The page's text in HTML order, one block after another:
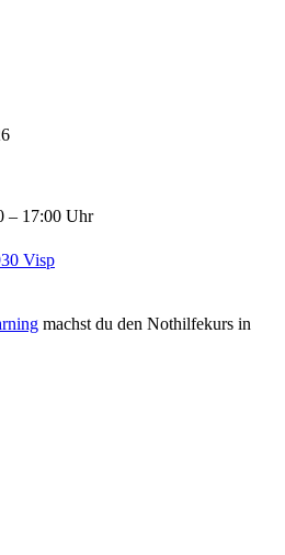
– 17:00 Uhr
Visp
machst du den Nothilfekurs in